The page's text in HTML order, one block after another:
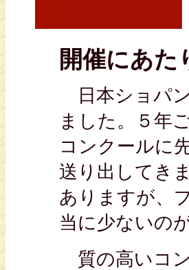
開催にあた
日本ショパ
ました。５年
コンクールに
送り出してき
ありますが、
当に少ないの
質の高いコ